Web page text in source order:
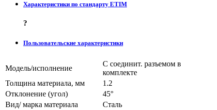
Характеристики по стандарту ETIM
?
Пользовательские характеристики
Модель/исполнение
С соединит. разъемом в
комплекте
Толщина материала, мм
1.2
Отклонение (угол)
45°
Вид/ марка материала
Сталь